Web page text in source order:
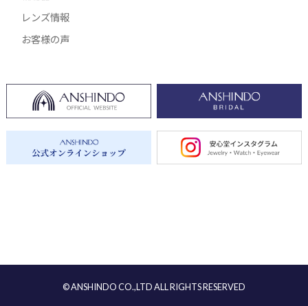
レンズ情報
お客様の声
© ANSHINDO CO.,LTD ALL RIGHTS RESERVED